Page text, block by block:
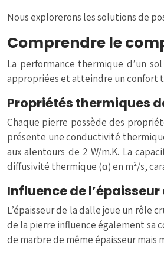
Nous explorerons les solutions de
Comprendre le
La performance thermique d’un
appropriées et atteindre un confort
Propriétés thermiques
Chaque pierre possède des
présente une conductivité
aux alentours de 2 W/m.K. La
diffusivité thermique (α) en m²/s,
Influence de
L’épaisseur de la dalle joue un rôle
de la pierre influence également sa
de marbre de même épaisseur mais